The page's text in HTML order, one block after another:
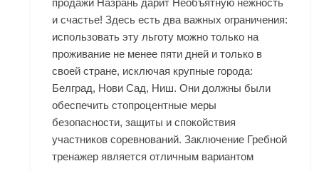
продажи Назрань дарит Необъятную нежность
и счастье! Здесь есть два важных ограничения:
использовать эту льготу можно только на
проживание не менее пяти дней и только в
своей стране, исключая крупные города:
Белград, Нови Сад, Ниш. Они должны были
обеспечить стопроцентные меры
безопасности, защиты и спокойствия
участников соревнований. Заключение Гребной
тренажер является отличным вариантом